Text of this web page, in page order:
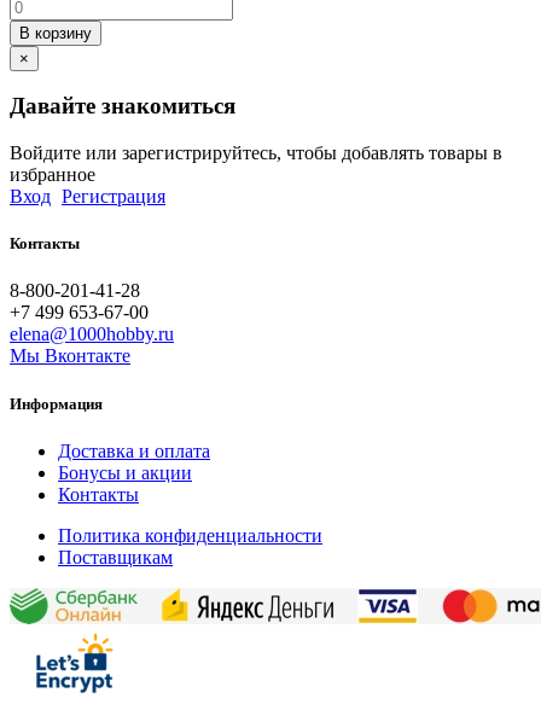
В корзину
×
Давайте знакомиться
Войдите или зарегистрируйтесь, чтобы добавлять товары в
избранное
Вход Регистрация
Контакты
8-800-201-41-28
+7 499 653-67-00
elena@1000hobby.ru
Мы Вконтакте
Информация
Доставка и оплата
Бонусы и акции
Контакты
Политика конфиденциальности
Поставщикам